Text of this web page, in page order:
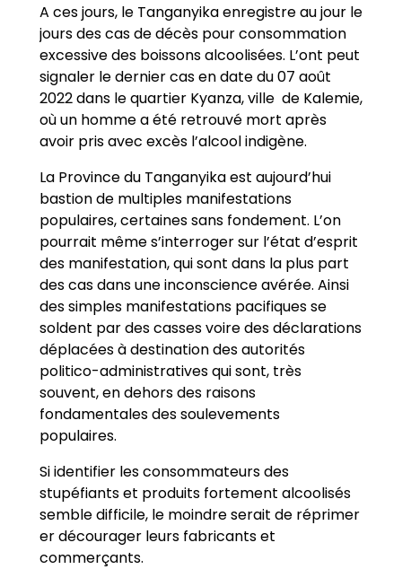
A ces jours, le Tanganyika enregistre au jour le
jours des cas de décès pour consommation
excessive des boissons alcoolisées. L’ont peut
signaler le dernier cas en date du 07 août
2022 dans le quartier Kyanza, ville de Kalemie,
où un homme a été retrouvé mort après
avoir pris avec excès l’alcool indigène.
La Province du Tanganyika est aujourd’hui
bastion de multiples manifestations
populaires, certaines sans fondement. L’on
pourrait même s’interroger sur l’état d’esprit
des manifestation, qui sont dans la plus part
des cas dans une inconscience avérée. Ainsi
des simples manifestations pacifiques se
soldent par des casses voire des déclarations
déplacées à destination des autorités
politico-administratives qui sont, très
souvent, en dehors des raisons
fondamentales des soulevements
populaires.
Si identifier les consommateurs des
stupéfiants et produits fortement alcoolisés
semble difficile, le moindre serait de réprimer
er décourager leurs fabricants et
commerçants.